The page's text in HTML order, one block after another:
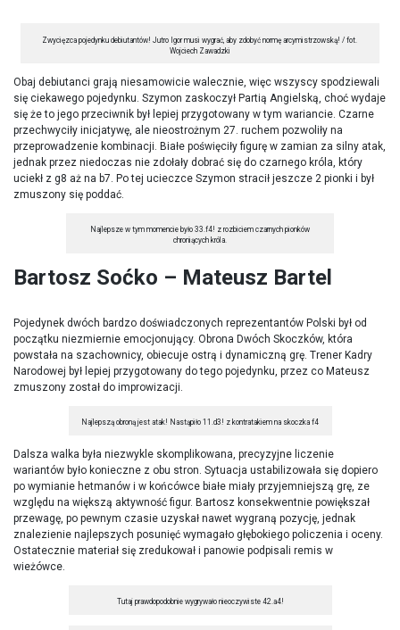
Zwycięzca pojedynku debiutantów! Jutro Igor musi wygrać, aby zdobyć normę arcymistrzowską! / fot.
Wojciech Zawadzki
Obaj debiutanci grają niesamowicie walecznie, więc wszyscy spodziewali
się ciekawego pojedynku. Szymon zaskoczył Partią Angielską, choć wydaje
się że to jego przeciwnik był lepiej przygotowany w tym wariancie. Czarne
przechwyciły inicjatywę, ale nieostrożnym 27. ruchem pozwoliły na
przeprowadzenie kombinacji. Białe poświęciły figurę w zamian za silny atak,
jednak przez niedoczas nie zdołały dobrać się do czarnego króla, który
uciekł z g8 aż na b7. Po tej ucieczce Szymon stracił jeszcze 2 pionki i był
zmuszony się poddać.
Najlepsze w tym momencie było 33.f4! z rozbiciem czarnych pionków
chroniących króla.
Bartosz Soćko – Mateusz Bartel
Pojedynek dwóch bardzo doświadczonych reprezentantów Polski był od
początku niezmiernie emocjonujący. Obrona Dwóch Skoczków, która
powstała na szachownicy, obiecuje ostrą i dynamiczną grę. Trener Kadry
Narodowej był lepiej przygotowany do tego pojedynku, przez co Mateusz
zmuszony został do improwizacji.
Najlepszą obroną jest atak! Nastąpiło 11.d3! z kontratakiem na skoczka f4
Dalsza walka była niezwykle skomplikowana, precyzyjne liczenie
wariantów było konieczne z obu stron. Sytuacja ustabilizowała się dopiero
po wymianie hetmanów i w końcówce białe miały przyjemniejszą grę, ze
względu na większą aktywność figur. Bartosz konsekwentnie powiększał
przewagę, po pewnym czasie uzyskał nawet wygraną pozycję, jednak
znalezienie najlepszych posunięć wymagało głębokiego policzenia i oceny.
Ostatecznie materiał się zredukował i panowie podpisali remis w
wieżówce.
Tutaj prawdopodobnie wygrywało nieoczywiste 42.a4!